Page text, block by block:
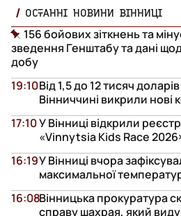
ОСТАННІ НОВИНИ ВІННИЦІ
156 бойових зіткнень та
зведення Генштабу та дані
добу
Від 1,5 до 12 тисяч
Вінниччині викрили нові
19:10
У Вінниці відкрили
«Vinnytsia Kids Race
17:10
У Вінниці вчора
максимальної
16:19
Вінницька прокуратура
справу шахрая, який
16:08